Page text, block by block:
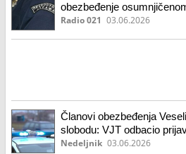
obezbeđenje
Radio 021 03.06.2026
Članovi obezbeđenja
slobodu: VJT odbacio
Nedeljnik 03.06.2026